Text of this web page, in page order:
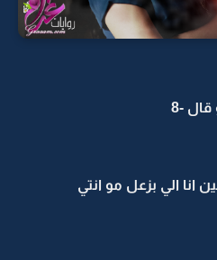
-8
انا الي بزعل مو انتي